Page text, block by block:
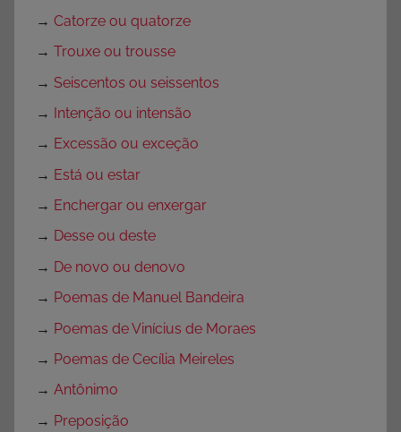
→ Catorze ou quatorze
→ Trouxe ou trousse
→ Seiscentos ou seissentos
→ Intenção ou intensão
→ Excessão ou exceção
→ Está ou estar
→ Enchergar ou enxergar
→ Desse ou deste
→ De novo ou denovo
→ Poemas de Manuel Bandeira
→ Poemas de Vinícius de Moraes
→ Poemas de Cecília Meireles
→ Antônimo
→ Preposição